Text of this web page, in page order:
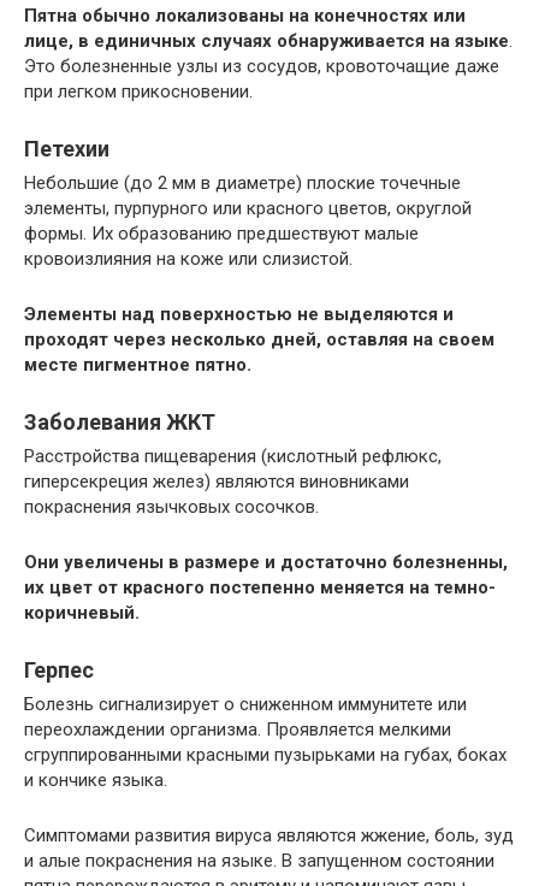
Пятна обычно локализованы на конечностях или
лице, в единичных случаях обнаруживается на языке.
Это болезненные узлы из сосудов, кровоточащие даже
при легком прикосновении.
Петехии
Небольшие (до 2 мм в диаметре) плоские точечные
элементы, пурпурного или красного цветов, округлой
формы. Их образованию предшествуют малые
кровоизлияния на коже или слизистой.
Элементы над поверхностью не выделяются и
проходят через несколько дней, оставляя на своем
месте пигментное пятно.
Заболевания ЖКТ
Расстройства пищеварения (кислотный рефлюкс,
гиперсекреция желез) являются виновниками
покраснения язычковых сосочков.
Они увеличены в размере и достаточно болезненны,
их цвет от красного постепенно меняется на темно-
коричневый.
Герпес
Болезнь сигнализирует о сниженном иммунитете или
переохлаждении организма. Проявляется мелкими
сгруппированными красными пузырьками на губах, боках
и кончике языка.
Симптомами развития вируса являются жжение, боль, зуд
и алые покраснения на языке. В запущенном состоянии